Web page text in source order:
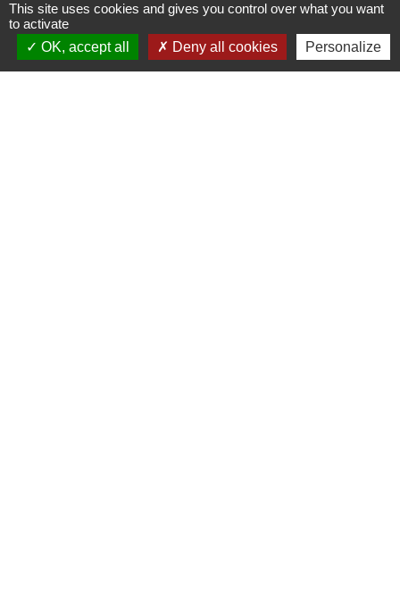
This site uses cookies and gives you control over what you want
to activate
OK, accept all
Deny all cookies Personalize